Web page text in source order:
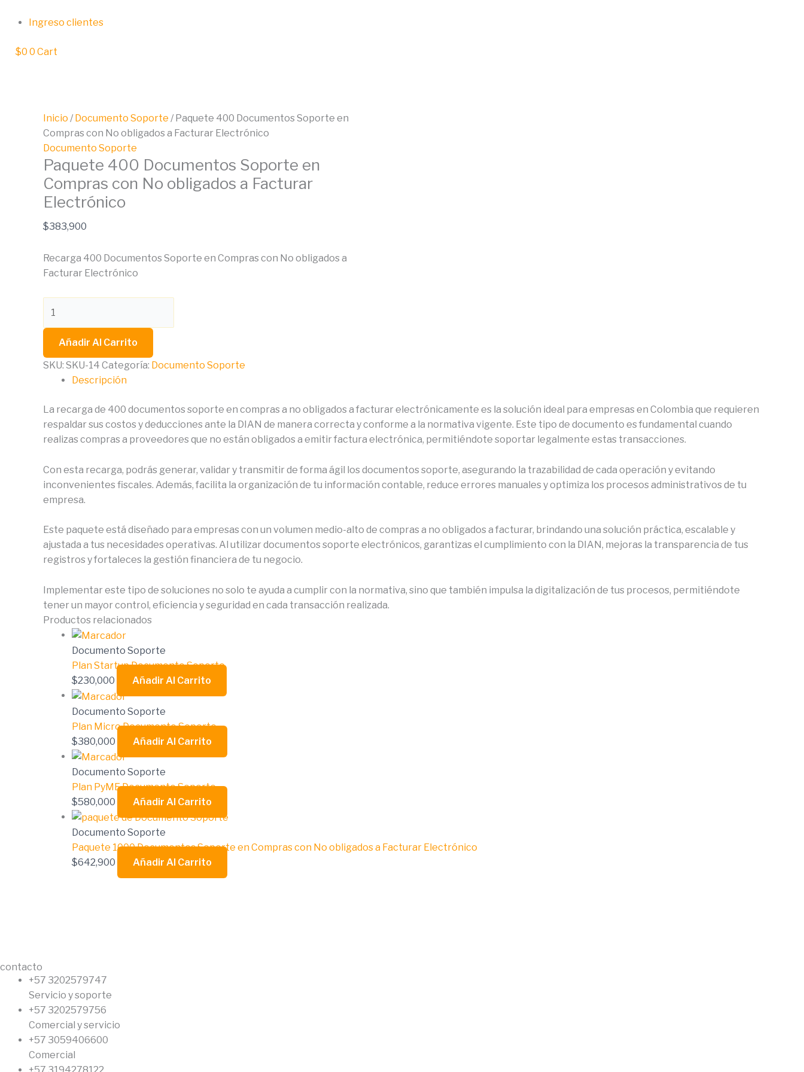
Ingreso clientes
$0 0 Cart
Inicio / Documento Soporte / Paquete 400 Documentos Soporte en
Compras con No obligados a Facturar Electrónico
Documento Soporte
Paquete 400 Documentos Soporte en
Compras con No obligados a Facturar
Electrónico
$383,900
Recarga 400 Documentos Soporte en Compras con No obligados a
Facturar Electrónico
400
Soporte
No
obligados
a
Facturar
Electrónico
cantidad
Añadir Al Carrito
SKU: SKU-14 Categoría: Documento Soporte
Descripción
La recarga de 400 documentos soporte en compras a no obligados a facturar electrónicamente es la solución ideal para empresas en Colombia que requieren
respaldar sus costos y deducciones ante la DIAN de manera correcta y conforme a la normativa vigente. Este tipo de documento es fundamental cuando
realizas compras a proveedores que no están obligados a emitir factura electrónica, permitiéndote soportar legalmente estas transacciones.
Con esta recarga, podrás generar, validar y transmitir de forma ágil los documentos soporte, asegurando la trazabilidad de cada operación y evitando
inconvenientes fiscales. Además, facilita la organización de tu información contable, reduce errores manuales y optimiza los procesos administrativos de tu
empresa.
Este paquete está diseñado para empresas con un volumen medio-alto de compras a no obligados a facturar, brindando una solución práctica, escalable y
ajustada a tus necesidades operativas. Al utilizar documentos soporte electrónicos, garantizas el cumplimiento con la DIAN, mejoras la transparencia de tus
registros y fortaleces la gestión financiera de tu negocio.
Implementar este tipo de soluciones no solo te ayuda a cumplir con la normativa, sino que también impulsa la digitalización de tus procesos, permitiéndote
tener un mayor control, eficiencia y seguridad en cada transacción realizada.
Productos relacionados
Documento Soporte
Plan Startup Documento Soporte
$230,000 Añadir Al Carrito
Documento Soporte
Plan Micro Documento Soporte
$380,000 Añadir Al Carrito
Documento Soporte
Plan PyME Documento Soporte
$580,000 Añadir Al Carrito
Documento Soporte
Paquete 1000 Documentos Soporte en Compras con No obligados a Facturar Electrónico
$642,900 Añadir Al Carrito
contacto
+57 3202579747
Servicio y soporte
+57 3202579756
Comercial y servicio
+57 3059406600
Comercial